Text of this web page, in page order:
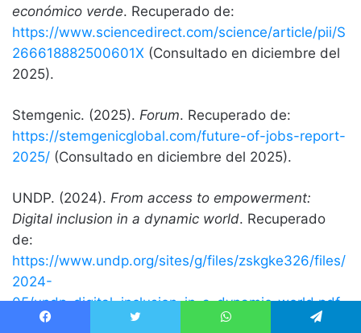
económico verde. Recuperado de:
https://www.sciencedirect.com/science/article/pii/S
266618882500601X (Consultado en diciembre del
2025).
Stemgenic. (2025). Forum. Recuperado de:
https://stemgenicglobal.com/future-of-jobs-report-
2025/ (Consultado en diciembre del 2025).
UNDP. (2024). From access to empowerment:
Digital inclusion in a dynamic world. Recuperado
de:
https://www.undp.org/sites/g/files/zskgke326/files/
2024-
05/undp_digital_inclusion_in_a_dynamic_world.pdf
(Consultado en diciembre del 2025).